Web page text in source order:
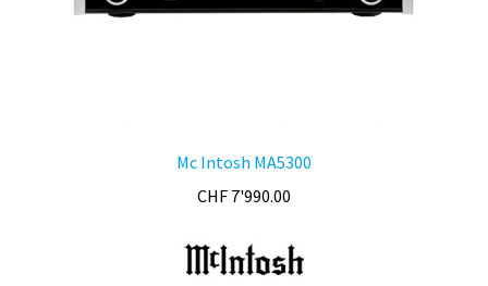
Mc Intosh MA5300
CHF 7'990.00